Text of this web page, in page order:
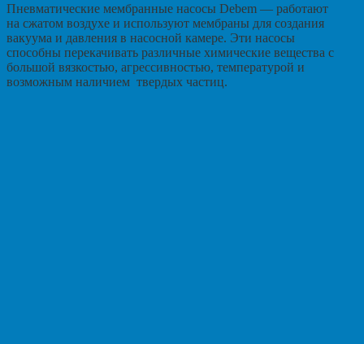
Пневматические мембранные насосы Debem — работают
на сжатом воздухе и используют мембраны для создания
вакуума и давления в насосной камере. Эти насосы
способны перекачивать различные химические вещества с
большой вязкостью, агрессивностью, температурой и
возможным наличием твердых частиц.